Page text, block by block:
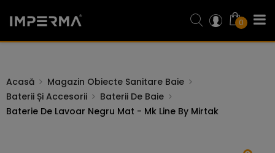
0
Acasă
Magazin Obiecte Sanitare Baie
Baterii Și Accesorii
Baterii De Baie
Baterie De Lavoar Negru Mat - Mk Line By Mirtak